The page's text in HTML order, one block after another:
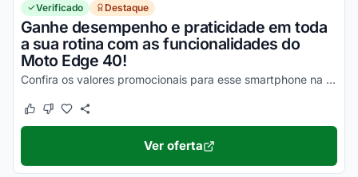
Verificado Destaque
Ganhe desempenho e praticidade em toda
a sua rotina com as funcionalidades do
Moto Edge 40!
Confira os valores promocionais para esse smartphone na loja virtual Motorola e economize hoje mesmo!
Este cupom funcionou
Este cupom não funcionou
Ver oferta